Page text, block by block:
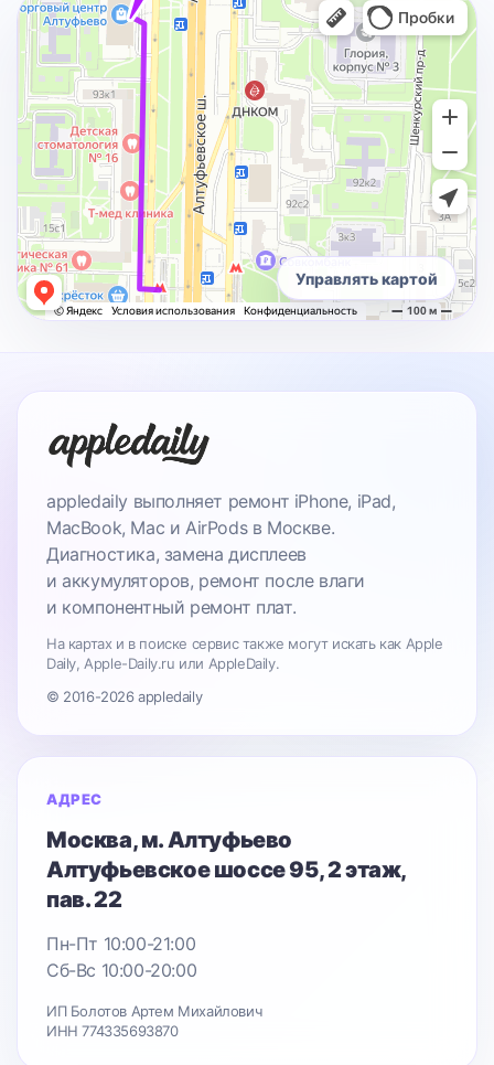
Управлять картой
appledaily выполняет ремонт iPhone, iPad,
MacBook, Mac и AirPods в Москве.
Диагностика, замена дисплеев
и аккумуляторов, ремонт после влаги
и компонентный ремонт плат.
На картах и в поиске сервис также могут искать как Apple
Daily, Apple-Daily.ru или AppleDaily.
© 2016-2026 appledaily
АДРЕС
Москва, м. Алтуфьево
Алтуфьевское шоссе 95, 2 этаж,
пав. 22
Пн-Пт 10:00-21:00
Сб-Вс 10:00-20:00
ИП Болотов Артем Михайлович
ИНН 774335693870